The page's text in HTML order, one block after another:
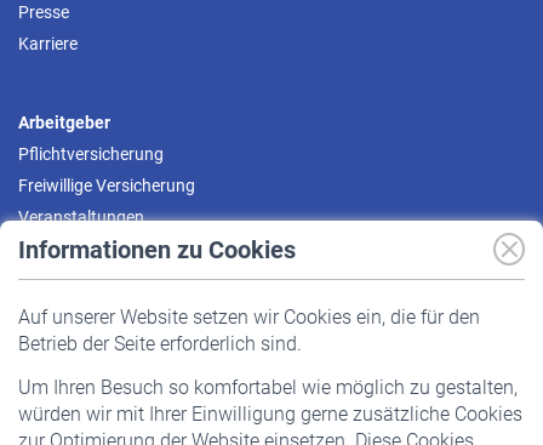
Informationen zu Cookies
Auf unserer Website setzen wir Cookies ein, die für den
Betrieb der Seite erforderlich sind.
Um Ihren Besuch so komfortabel wie möglich zu gestalten,
würden wir mit Ihrer Einwilligung gerne zusätzliche Cookies
Presse
Karriere
Arbeitgeber
Pflichtversicherung
Freiwillige Versicherung
Veranstaltungen
Pflichtversicherung
Staatliche Förderung
Veranstaltungen